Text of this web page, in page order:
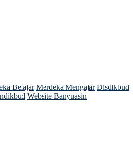
Belajar Merdeka Mengajar Disdikbud
Website Banyuasin